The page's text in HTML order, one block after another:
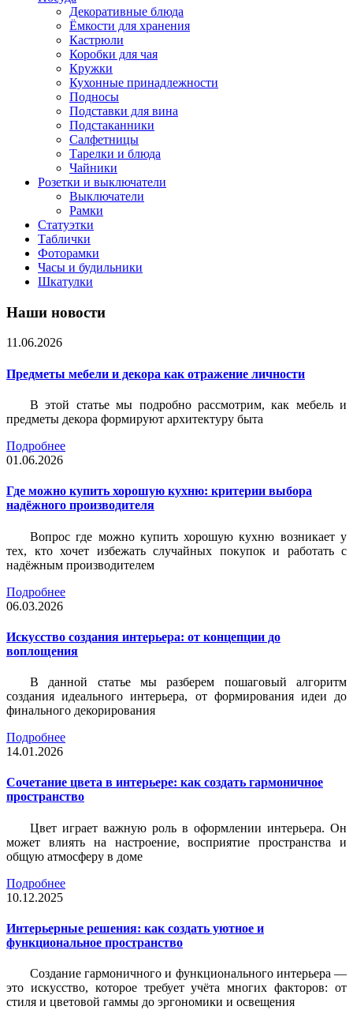
Декоративные блюда
Ёмкости для хранения
Кастрюли
Коробки для чая
Кружки
Кухонные принадлежности
Подносы
Подставки для вина
Подстаканники
Салфетницы
Тарелки и блюда
Чайники
Розетки и выключатели
Выключатели
Рамки
Статуэтки
Таблички
Фоторамки
Часы и будильники
Шкатулки
Наши новости
11.06.2026
Предметы мебели и декора как отражение личности
В этой статье мы подробно рассмотрим, как мебель и
предметы декора формируют архитектуру быта
Подробнее
01.06.2026
Где можно купить хорошую кухню: критерии выбора
надёжного производителя
Вопрос где можно купить хорошую кухню возникает у
тех, кто хочет избежать случайных покупок и работать с
надёжным производителем
Подробнее
06.03.2026
Искусство создания интерьера: от концепции до
воплощения
В данной статье мы разберем пошаговый алгоритм
создания идеального интерьера, от формирования идеи до
финального декорирования
Подробнее
14.01.2026
Сочетание цвета в интерьере: как создать гармоничное
пространство
Цвет играет важную роль в оформлении интерьера. Он
может влиять на настроение, восприятие пространства и
общую атмосферу в доме
Подробнее
10.12.2025
Интерьерные решения: как создать уютное и
функциональное пространство
Создание гармоничного и функционального интерьера —
это искусство, которое требует учёта многих факторов: от
стиля и цветовой гаммы до эргономики и освещения